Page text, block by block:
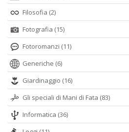
Filosofia (2)
Fotografia (15)
Fotoromanzi (11)
Generiche (6)
Giardinaggio (16)
Gli speciali di Mani di Fata (83)
Informatica (36)